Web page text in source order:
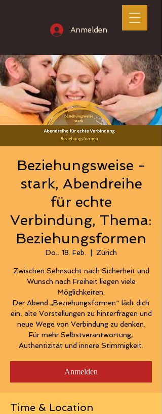
Anmelden
Beziehungsweise -
stark, Abendreihe
für echte
Verbindung, Thema:
Beziehungsformen
Do., 18. Feb. Zürich
Zwischen Sehnsucht nach Sicherheit und
Wunsch nach Freiheit liegen viele
Möglichkeiten.
Der Abend „Beziehungsformen“ lädt dich
ein, alte Vorstellungen zu hinterfragen und
neue Wege von Verbindung zu denken.
Für mehr Selbstverantwortung,
Authentizität und innere Stimmigkeit.
Anmelden
Time & Location